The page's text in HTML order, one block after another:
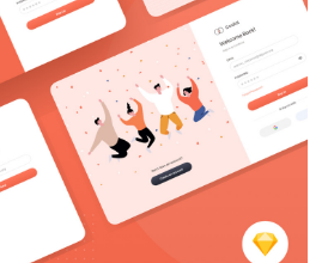
材 2021-08-14
设计 .fig素材 2021-04-23
.fig素材
2022-08-08
ui设计.fig .sketch素材
2021-01-19
.fig源文件
2022-04-17